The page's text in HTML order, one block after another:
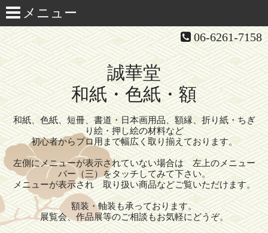
06-6261-7158
誠華堂
和紙・色紙・額
和紙、色紙、短冊、書道・日本画用品、額縁、折り紙・ちぎ
り絵・押し絵の材料など
初心者からプロ用まで幅広く取り揃えております。
左側にメニューが表示されていない場合は 左上のメニュー
バー（三）をタッチしてみて下さい。
メニューが表示され 取り扱い商品などご覧いただけます。
額装・軸装も承っております。
展覧会、作品展等のご相談もお気軽にどうぞ。